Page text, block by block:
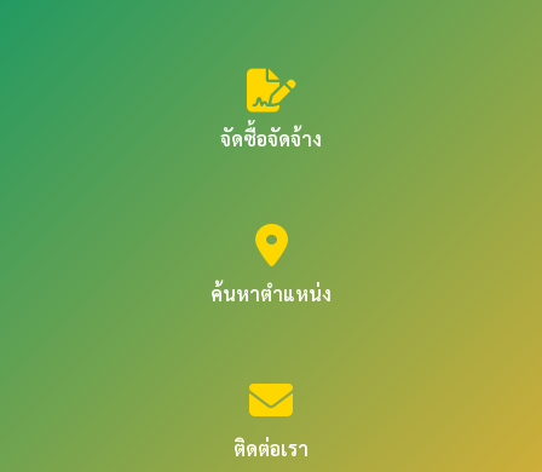
จัดซื้อจัดจ้าง
ค้นหาตำแหน่ง
ติดต่อเรา